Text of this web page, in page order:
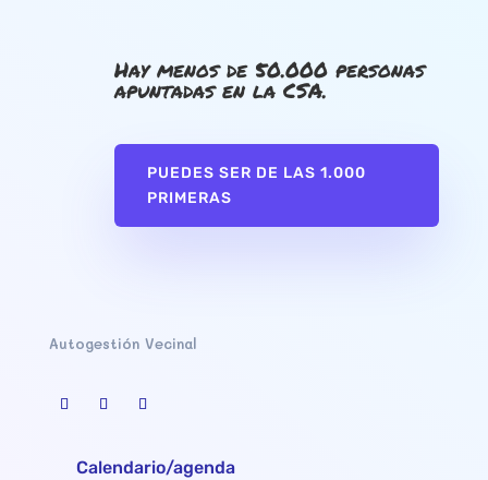
Hay menos de 50.000 personas
apuntadas en la CSA.
PUEDES SER DE LAS 1.000
PRIMERAS
Autogestión Vecinal
Calendario/agenda